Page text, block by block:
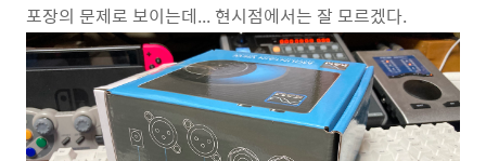
포장의 문제로 보이는데... 현시점에서는 잘 모르겠다.